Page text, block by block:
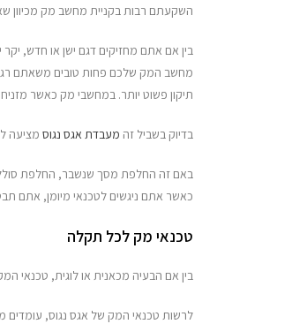
השקעתם רבות בקניית מחשב מק מכיוון
בין אם אתם מחזיקים דגם ישן או חדש,
מחשב המק שלכם פחות טובים משאתם
תיקון פשוט יותר. במחשבי מק כאשר
בדיוק בשביל זה מעבדת אגס נגוס מציעה
באם זה החלפת מסך שנשבר, החלפת סוללה
כאשר אתם ניגשים לטכנאי מיומן, אתם
טכנאי מק לכל תקלה
בין אם הבעיה מכאנית או לוגית, טכנאי
לרשות טכנאי המק של אגס נגוס, עומדים